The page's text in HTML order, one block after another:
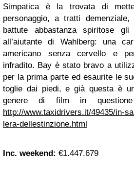
Simpatica è la trovata di
personaggio, a tratti
battute abbastanza spiritose
all’aiutante di Wahlberg: una
americano senza cervello e
infradito. Bay è stato bravo a
per la prima parte ed esaurite le
toglie dai piedi, e già questa è
genere di film in
http://www.taxidrivers.it/49435/in-
lera-dellestinzione.html
Inc. weekend: €1.447.679